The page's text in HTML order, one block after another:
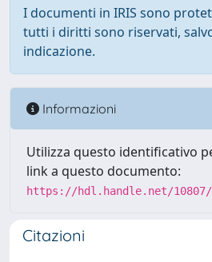
I documenti in IRIS sono
tutti i diritti sono riservati,
indicazione.
Informazioni
Utilizza questo identificativo
link a questo documento:
https://hdl.handle.net/10807/
Citazioni